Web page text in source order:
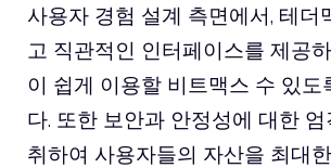
사용자 경험 설계 측면에서, 테더
고 직관적인 인터페이스를 제공
이 쉽게 이용할 비트맥스 수 있도
다. 또한 보안과 안정성에 대한
취하여 사용자들의 자산을 최대